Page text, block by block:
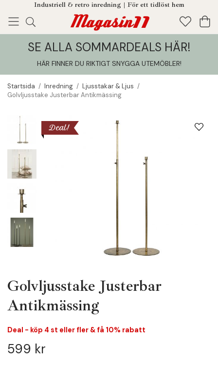
Industriell & retro inredning | För ett tidlöst hem
Enjoy! Tillagt i din varukorg
SE ALLA SOMMARDEALS HÄR!
HÄR FINNER DU RIKTIGT SNYGGA UTEMÖBLER!
Startsida / Inredning / Ljusstakar & Ljus /
Golvljusstake Justerbar Antikmässing
Deal!
Golvljusstake Justerbar
Antikmässing
Deal - köp 4 st eller fler & få 10% rabatt
599 kr